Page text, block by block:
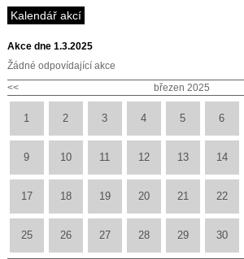
Kalendář akcí
Akce dne 1.3.2025
Žádné odpovídající akce
<<
březen 2025
1 2 3 4 5 6
9 10 11 12 13 14
17 18 19 20 21 22
25 26 27 28 29 30